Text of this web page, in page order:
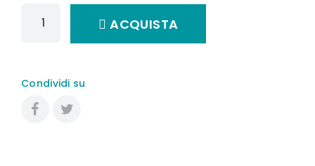
ACQUISTA
Condividi su